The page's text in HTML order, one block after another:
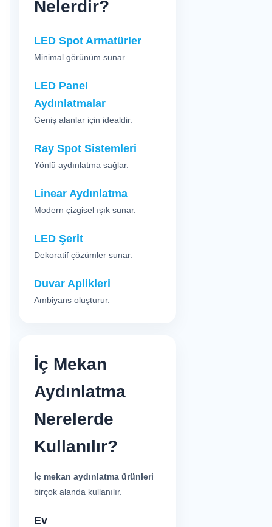
Nelerdir?
LED Spot Armatürler
Minimal görünüm sunar.
LED Panel
Aydınlatmalar
Geniş alanlar için idealdir.
Ray Spot Sistemleri
Yönlü aydınlatma sağlar.
Linear Aydınlatma
Modern çizgisel ışık sunar.
LED Şerit
Dekoratif çözümler sunar.
Duvar Aplikleri
Ambiyans oluşturur.
İç Mekan
Aydınlatma
Nerelerde
Kullanılır?
İç mekan aydınlatma ürünleri
birçok alanda kullanılır.
Ev